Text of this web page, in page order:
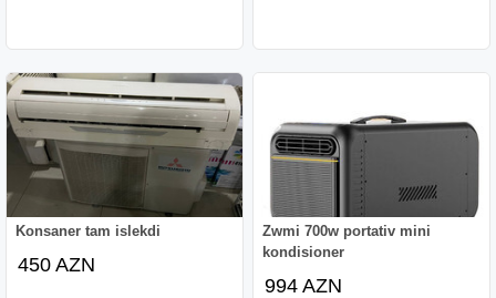
Konsaner tam islekdi
450 AZN
Zwmi 700w portativ mini
kondisioner
994 AZN